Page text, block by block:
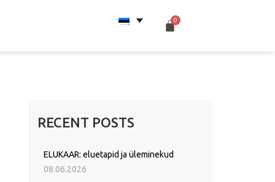
RECENT POSTS
ELUKAAR: eluetapid ja üleminekud
08.06.2026